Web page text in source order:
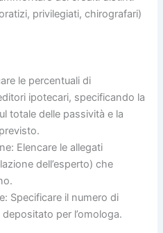
privilegiati, chirografari)
le percentuali di
ipotecari, specificando la
totale delle passività e la
Elencare le allegati
dell’esperto) che
Specificare il numero di
per l’omologa.